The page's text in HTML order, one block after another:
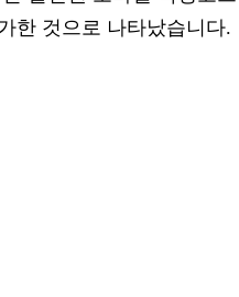
한 것으로 나타났습니다.